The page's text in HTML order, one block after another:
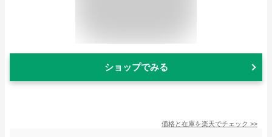
ショップでみる
価格と在庫を楽天でチェック >>